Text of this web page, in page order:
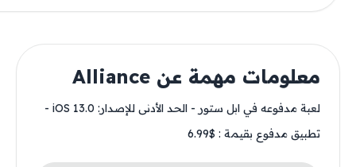
معلومات مهمة عن Alliance
لعبة مدفوعه في ابل ستور - الحد الأدنى للإصدار: iOS 13.0 -
تطبيق مدفوع بقيمة : $6.99